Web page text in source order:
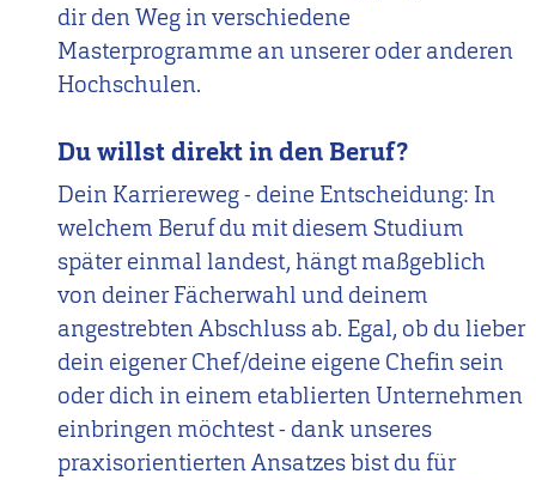
dir den Weg in verschiedene
Masterprogramme an unserer oder anderen
Hochschulen.
Du willst direkt in den Beruf?
Dein Karriereweg - deine Entscheidung: In
welchem Beruf du mit diesem Studium
später einmal landest, hängt maßgeblich
von deiner Fächerwahl und deinem
angestrebten Abschluss ab. Egal, ob du lieber
dein eigener Chef/deine eigene Chefin sein
oder dich in einem etablierten Unternehmen
einbringen möchtest - dank unseres
praxisorientierten Ansatzes bist du für